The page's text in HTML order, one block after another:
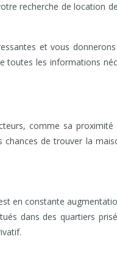
recherche de location
et vous
toutes les informations
comme sa proximité
de trouver la
en constante
dans des quartiers